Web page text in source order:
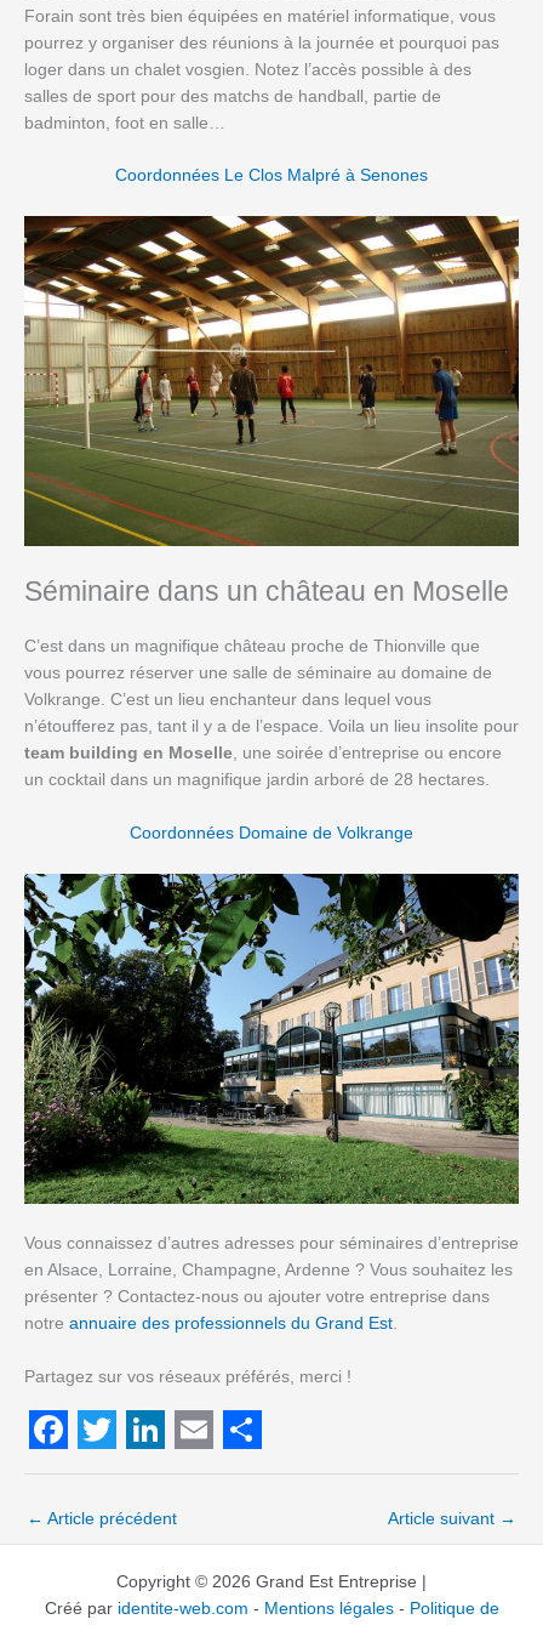
Forain sont très bien équipées en matériel informatique, vous
pourrez y organiser des réunions à la journée et pourquoi pas
loger dans un chalet vosgien. Notez l’accès possible à des
salles de sport pour des matchs de handball, partie de
badminton, foot en salle…
Coordonnées Le Clos Malpré à Senones
Séminaire dans un château en Moselle
C’est dans un magnifique château proche de Thionville que
vous pourrez réserver une salle de séminaire au domaine de
Volkrange. C’est un lieu enchanteur dans lequel vous
n’étoufferez pas, tant il y a de l’espace. Voila un lieu insolite pour
team building en Moselle , une soirée d’entreprise ou encore
un cocktail dans un magnifique jardin arboré de 28 hectares.
Coordonnées Domaine de Volkrange
Vous connaissez d’autres adresses pour séminaires d’entreprise
en Alsace, Lorraine, Champagne, Ardenne ? Vous souhaitez les
présenter ? Contactez-nous ou ajouter votre entreprise dans
notre annuaire des professionnels du Grand Est
Partagez sur vos réseaux préférés, merci !
F
a
c
T
w
i
L
i
n
k
E
m
a
i
S
a
r
← Article précédent Article suivant →
Copyright © 2026 Grand Est Entreprise |
Créé par identite-web.com - Mentions légales- Politique de